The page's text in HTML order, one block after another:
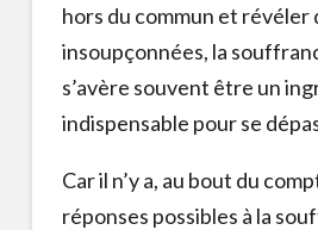
hors du commun et révéler
insoupçonnées, la
s’avère souvent être un
indispensable pour se
Car il n’y a, au bout du
réponses possibles à la